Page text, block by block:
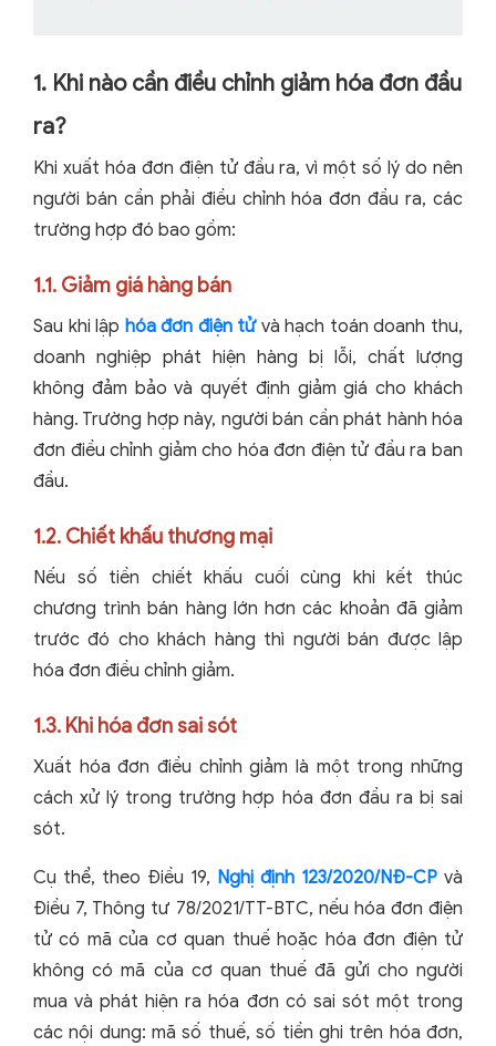
1. Khi nào cần điều chỉnh giảm hóa đơn đầu
ra?
Khi xuất hóa đơn điện tử đầu ra, vì một số lý do nên
người bán cần phải điều chỉnh hóa đơn đầu ra, các
trường hợp đó bao gồm:
1.1. Giảm giá hàng bán
Sau khi lập hóa đơn điện tửvà hạch toán doanh thu,
doanh nghiệp phát hiện hàng bị lỗi, chất lượng
không đảm bảo và quyết định giảm giá cho khách
hàng. Trường hợp này, người bán cần phát hành hóa
đơn điều chỉnh giảm cho hóa đơn điện tử đầu ra ban
đầu.
1.2. Chiết khấu thương mại
Nếu số tiền chiết khấu cuối cùng khi kết thúc
chương trình bán hàng lớn hơn các khoản đã giảm
trước đó cho khách hàng thì người bán được lập
hóa đơn điều chỉnh giảm.
1.3. Khi hóa đơn sai sót
Xuất hóa đơn điều chỉnh giảm là một trong những
cách xử lý trong trường hợp hóa đơn đầu ra bị sai
sót.
Cụ thể, theo Điều 19, Nghị định 123/2020/NĐ-CP và
Điều 7, Thông tư 78/2021/TT-BTC, nếu hóa đơn điện
tử có mã của cơ quan thuế hoặc hóa đơn điện tử
không có mã của cơ quan thuế đã gửi cho người
mua và phát hiện ra hóa đơn có sai sót một trong
các nội dung: mã số thuế, số tiền ghi trên hóa đơn,